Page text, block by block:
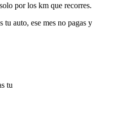
por los km que recorres.
tu auto, ese mes no pagas y
tu